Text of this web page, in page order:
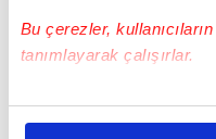
Bu çerezler,
tanımlayarak çalışırlar.
Bu çerezlere izin